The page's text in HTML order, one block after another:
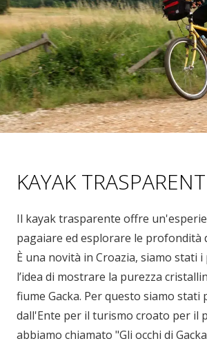
KAYAK
Il kayak trasparente offre
pagaiare ed esplorare le profondità
È una novità in Croazia, siamo stati
l’idea di mostrare la purezza
fiume Gacka. Per questo siamo stati
dall'Ente per il turismo croato per il
abbiamo chiamato "Gli occhi di